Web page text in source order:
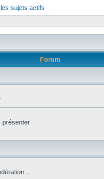
sujets actifs
Forum
présenter